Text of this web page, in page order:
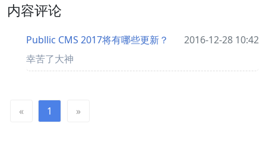
内容评论
Publlic CMS 2017将有哪些更新？
2016-12-28 10:42
幸苦了大神
« 1 »